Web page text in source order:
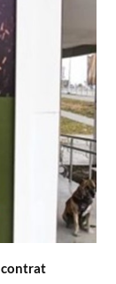
contrat